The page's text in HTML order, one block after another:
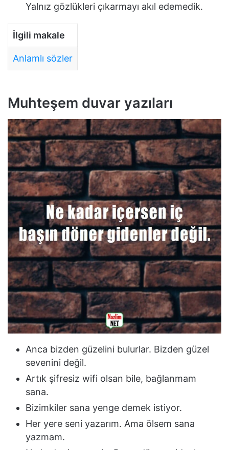
Yalnız gözlükleri çıkarmayı akıl edemedik.
İlgili makale
Anlamlı sözler
Muhteşem duvar yazıları
Anca bizden güzelini bulurlar. Bizden güzel
sevenini değil.
Artık şifresiz wifi olsan bile, bağlanmam
sana.
Bizimkiler sana yenge demek istiyor.
Her yere seni yazarım. Ama ölsem sana
yazmam.